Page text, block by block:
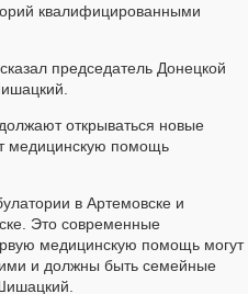
квалифицированными
председатель Донецкой
открываться новые
медицинскую помощь
в Артемовске и
Это современные
медицинскую помощь могут
и должны быть семейные